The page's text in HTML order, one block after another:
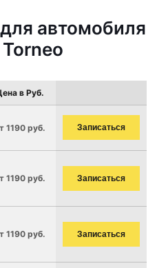
автомобиля
в Руб.
1190 руб. Записаться
1190 руб. Записаться
1190 руб. Записаться